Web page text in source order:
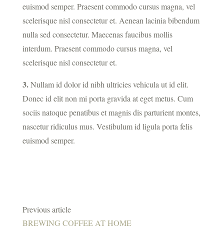
euismod semper. Praesent commodo cursus magna, vel
scelerisque nisl consectetur et. Aenean lacinia bibendum
nulla sed consectetur. Maecenas faucibus mollis
interdum. Praesent commodo cursus magna, vel
scelerisque nisl consectetur et.
3.Nullam id dolor id nibh ultricies vehicula ut id elit.
Donec id elit non mi porta gravida at eget metus. Cum
sociis natoque penatibus et magnis dis parturient montes,
nascetur ridiculus mus. Vestibulum id ligula porta felis
euismod semper.
Previous article
BREWING COFFEE AT HOME